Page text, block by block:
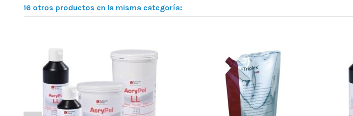
16 otros productos en la misma categoría: